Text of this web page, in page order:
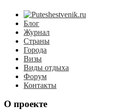
Блог
Журнал
Страны
Города
Визы
Виды отдыха
Форум
Контакты
О проекте